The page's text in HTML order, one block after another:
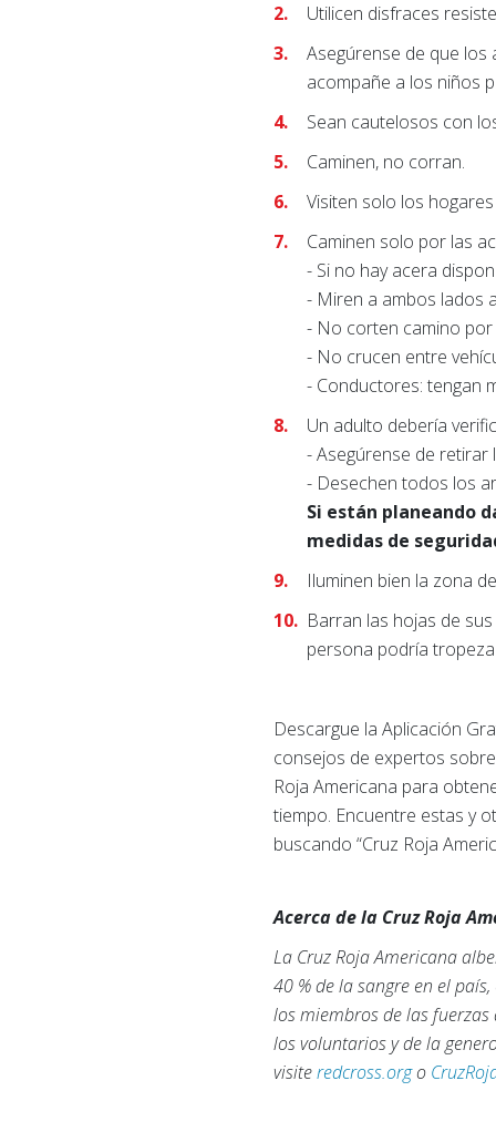
Utilicen disfraces
Asegúrense de que
acompañe a los niños
Sean cautelosos con
Caminen, no corran.
Visiten solo los
Caminen solo por las
- Si no hay acera
- Miren a ambos lados
- No corten camino
- No crucen entre
- Conductores: tengan
Un adulto debería
- Asegúrense de
- Desechen todos los
Si están planeando
medidas de
Iluminen bien la zona
Barran las hojas de
persona podría
Descargue la Aplicación
consejos de expertos
Roja Americana para
tiempo. Encuentre estas y
buscando “Cruz Roja
Acerca de la Cruz Roja
La Cruz Roja Americana
40 % de la sangre en el
los miembros de las
los voluntarios y de la
visiteredcross.orgo